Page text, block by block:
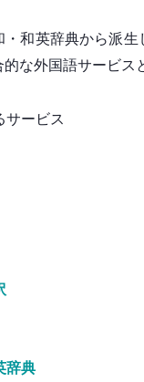
・和英辞典から派
な外国語サービス
ービス
辞典